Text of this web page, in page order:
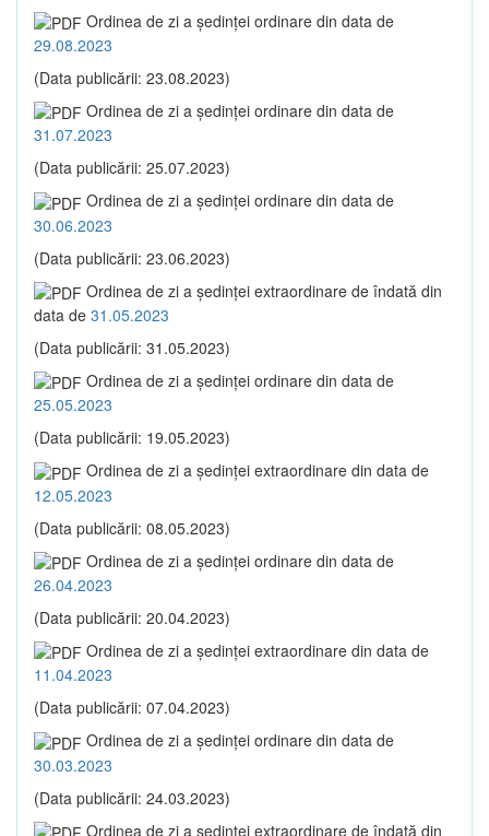
Ordinea de zi a şedinţei ordinare din data de
29.08.2023
(Data publicării: 23.08.2023)
Ordinea de zi a şedinţei ordinare din data de
31.07.2023
(Data publicării: 25.07.2023)
Ordinea de zi a şedinţei ordinare din data de
30.06.2023
(Data publicării: 23.06.2023)
Ordinea de zi a şedinţei extraordinare de îndată din
data de 31.05.2023
(Data publicării: 31.05.2023)
Ordinea de zi a şedinţei ordinare din data de
25.05.2023
(Data publicării: 19.05.2023)
Ordinea de zi a şedinţei extraordinare din data de
12.05.2023
(Data publicării: 08.05.2023)
Ordinea de zi a şedinţei ordinare din data de
26.04.2023
(Data publicării: 20.04.2023)
Ordinea de zi a şedinţei extraordinare din data de
11.04.2023
(Data publicării: 07.04.2023)
Ordinea de zi a şedinţei ordinare din data de
30.03.2023
(Data publicării: 24.03.2023)
Ordinea de zi a şedinţei extraordinare de îndată din